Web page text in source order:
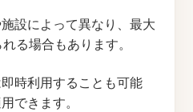
設によって異なり、最大
る場合もあります。
時利用することも可能
できます。